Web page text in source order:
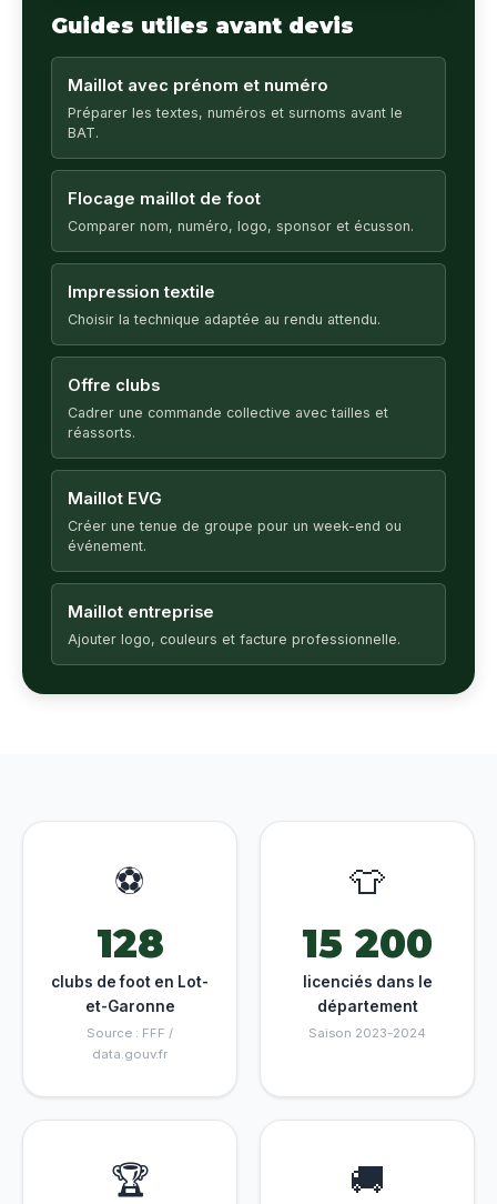
Guides utiles avant devis
Maillot avec prénom et numéro
Préparer les textes, numéros et surnoms avant le
BAT.
Flocage maillot de foot
Comparer nom, numéro, logo, sponsor et écusson.
Impression textile
Choisir la technique adaptée au rendu attendu.
Offre clubs
Cadrer une commande collective avec tailles et
réassorts.
Maillot EVG
Créer une tenue de groupe pour un week-end ou
événement.
Maillot entreprise
Ajouter logo, couleurs et facture professionnelle.
⚽
128
clubs de foot en Lot-
et-Garonne
Source : FFF /
data.gouv.fr
👕
15 200
licenciés dans le
département
Saison 2023-2024
🏆 🚚